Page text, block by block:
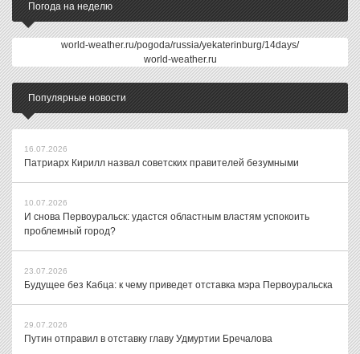
Погода на неделю
world-weather.ru/pogoda/russia/yekaterinburg/14days/
world-weather.ru
Популярные новости
16.07.2026
Патриарх Кирилл назвал советских правителей безумными
10.07.2026
И снова Первоуральск: удастся областным властям успокоить
проблемный город?
23.07.2026
Будущее без Кабца: к чему приведет отставка мэра Первоуральска
29.07.2026
Путин отправил в отставку главу Удмуртии Бречалова